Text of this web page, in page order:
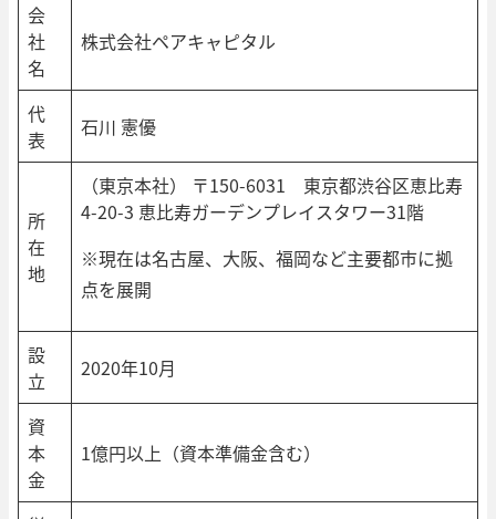
会
社
名
株式会社ペアキャピタル
代
表
石川 憲優
所
在
地
（東京本社） 〒150-6031 東京都渋谷区恵比寿
4-20-3 恵比寿ガーデンプレイスタワー31階
※現在は名古屋、大阪、福岡など主要都市に拠
点を展開
設
立
2020年10月
資
本
金
1億円以上（資本準備金含む）